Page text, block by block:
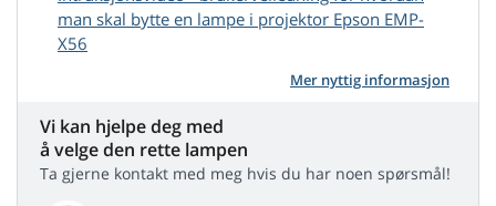
man skal bytte en lampe i projektor Epson EMP-
X56
Mer nyttig informasjon
Vi kan hjelpe deg med
å velge den rette lampen
Ta gjerne kontakt med meg hvis du har noen spørsmål!